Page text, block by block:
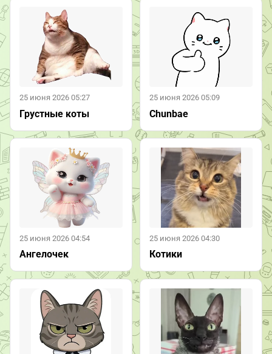
25 июня 2026 05:27
Грустные коты
25 июня 2026 05:09
Chunbae
25 июня 2026 04:54
Ангелочек
25 июня 2026 04:30
Котики